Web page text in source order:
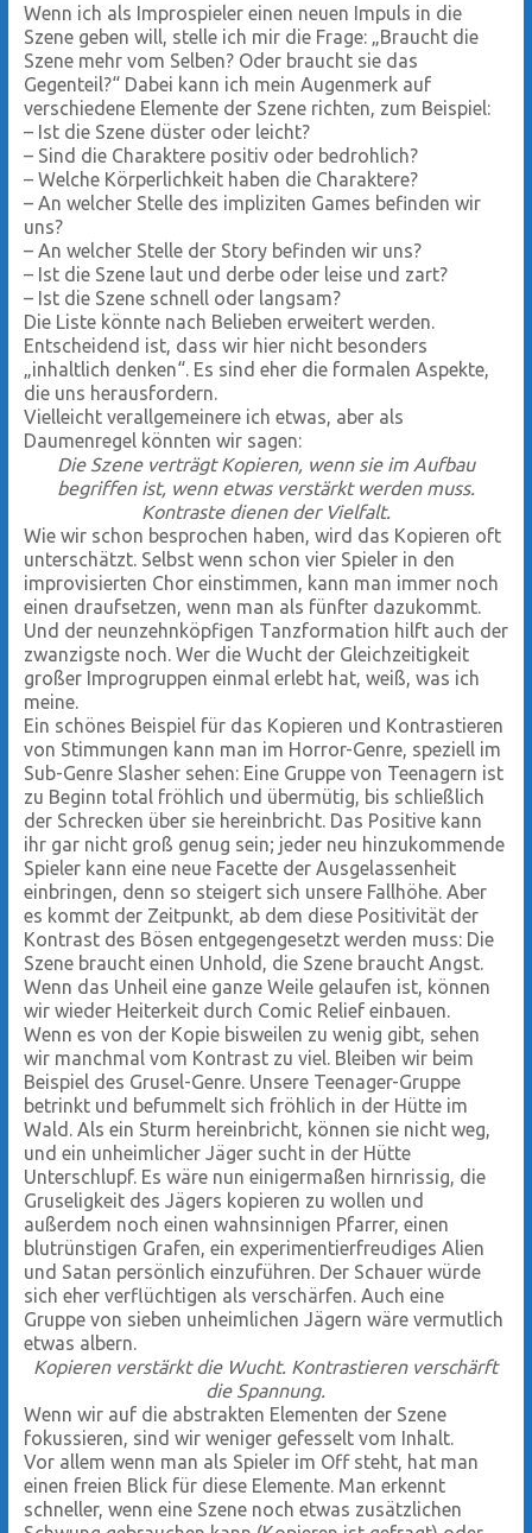
Wenn ich als Improspieler einen neuen Impuls in die
Szene geben will, stelle ich mir die Frage: „Braucht die
Szene mehr vom Selben? Oder braucht sie das
Gegenteil?“ Dabei kann ich mein Augenmerk auf
verschiedene Elemente der Szene richten, zum Beispiel:
– Ist die Szene düster oder leicht?
– Sind die Charaktere positiv oder bedrohlich?
– Welche Körperlichkeit haben die Charaktere?
– An welcher Stelle des impliziten Games befinden wir
uns?
– An welcher Stelle der Story befinden wir uns?
– Ist die Szene laut und derbe oder leise und zart?
– Ist die Szene schnell oder langsam?
Die Liste könnte nach Belieben erweitert werden.
Entscheidend ist, dass wir hier nicht besonders
„inhaltlich denken“. Es sind eher die formalen Aspekte,
die uns herausfordern.
Vielleicht verallgemeinere ich etwas, aber als
Daumenregel könnten wir sagen:
Die Szene verträgt Kopieren, wenn sie im Aufbau
begriffen ist, wenn etwas verstärkt werden muss.
Kontraste dienen der Vielfalt.
Wie wir schon besprochen haben, wird das Kopieren oft
unterschätzt. Selbst wenn schon vier Spieler in den
improvisierten Chor einstimmen, kann man immer noch
einen draufsetzen, wenn man als fünfter dazukommt.
Und der neunzehnköpfigen Tanzformation hilft auch der
zwanzigste noch. Wer die Wucht der Gleichzeitigkeit
großer Improgruppen einmal erlebt hat, weiß, was ich
meine.
Ein schönes Beispiel für das Kopieren und Kontrastieren
von Stimmungen kann man im Horror-Genre, speziell im
Sub-Genre Slasher sehen: Eine Gruppe von Teenagern ist
zu Beginn total fröhlich und übermütig, bis schließlich
der Schrecken über sie hereinbricht. Das Positive kann
ihr gar nicht groß genug sein; jeder neu hinzukommende
Spieler kann eine neue Facette der Ausgelassenheit
einbringen, denn so steigert sich unsere Fallhöhe. Aber
es kommt der Zeitpunkt, ab dem diese Positivität der
Kontrast des Bösen entgegengesetzt werden muss: Die
Szene braucht einen Unhold, die Szene braucht Angst.
Wenn das Unheil eine ganze Weile gelaufen ist, können
wir wieder Heiterkeit durch Comic Relief einbauen.
Wenn es von der Kopie bisweilen zu wenig gibt, sehen
wir manchmal vom Kontrast zu viel. Bleiben wir beim
Beispiel des Grusel-Genre. Unsere Teenager-Gruppe
betrinkt und befummelt sich fröhlich in der Hütte im
Wald. Als ein Sturm hereinbricht, können sie nicht weg,
und ein unheimlicher Jäger sucht in der Hütte
Unterschlupf. Es wäre nun einigermaßen hirnrissig, die
Gruseligkeit des Jägers kopieren zu wollen und
außerdem noch einen wahnsinnigen Pfarrer, einen
blutrünstigen Grafen, ein experimentierfreudiges Alien
und Satan persönlich einzuführen. Der Schauer würde
sich eher verflüchtigen als verschärfen. Auch eine
Gruppe von sieben unheimlichen Jägern wäre vermutlich
etwas albern.
Kopieren verstärkt die Wucht. Kontrastieren verschärft
die Spannung.
Wenn wir auf die abstrakten Elementen der Szene
fokussieren, sind wir weniger gefesselt vom Inhalt.
Vor allem wenn man als Spieler im Off steht, hat man
einen freien Blick für diese Elemente. Man erkennt
schneller, wenn eine Szene noch etwas zusätzlichen